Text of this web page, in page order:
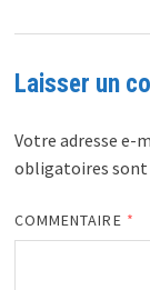
Laisser un
Votre adresse e-
obligatoires sont
COMMENTAIRE *